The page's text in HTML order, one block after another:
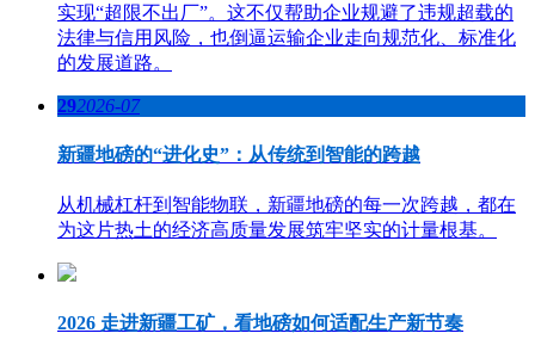
实现“超限不出厂”。这不仅帮助企业规避了违规超载的
法律与信用风险，也倒逼运输企业走向规范化、标准化
的发展道路。
292026-07
新疆地磅的“进化史”：从传统到智能的跨越
从机械杠杆到智能物联，新疆地磅的每一次跨越，都在
为这片热土的经济高质量发展筑牢坚实的计量根基。
2026 走进新疆工矿，看地磅如何适配生产新节奏